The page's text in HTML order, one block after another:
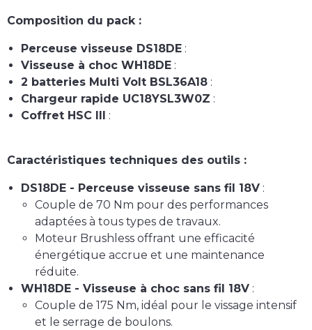
Composition du pack :
Perceuse visseuse DS18DE :
Visseuse à choc WH18DE :
2 batteries Multi Volt BSL36A18 :
Chargeur rapide UC18YSL3W0Z :
Coffret HSC III :
Caractéristiques techniques des outils :
DS18DE - Perceuse visseuse sans fil 18V :
Couple de 70 Nm pour des performances
adaptées à tous types de travaux.
Moteur Brushless offrant une efficacité
énergétique accrue et une maintenance
réduite.
WH18DE - Visseuse à choc sans fil 18V :
Couple de 175 Nm, idéal pour le vissage intensif
et le serrage de boulons.